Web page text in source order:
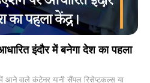
इंदौर में बनेगा देश का पहला
आने वाले कंटेनर यानी सैंपल रिसेप्टकल्स या